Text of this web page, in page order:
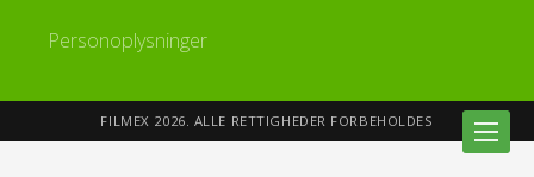
Personoplysninger
FILMEX 2026. ALLE RETTIGHEDER FORBEHOLDES